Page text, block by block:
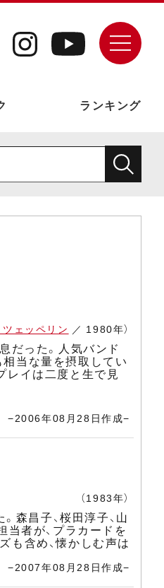
ランキング
ツェッペリン ／ 1980年）
だった。人気バンド
当な量を摂取してい
レイは二度と生で見
−2006年08月28日作成−
（1983年）
森昌子、桜田淳子、山
当者が、プラカードを
も含め、懐かしむ声は
−2007年08月28日作成−